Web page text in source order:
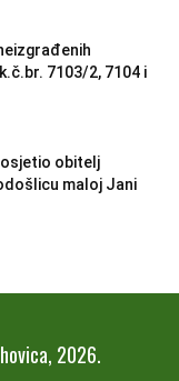
7103/2, 7104 i
obitelj
maloj Jani
2026.